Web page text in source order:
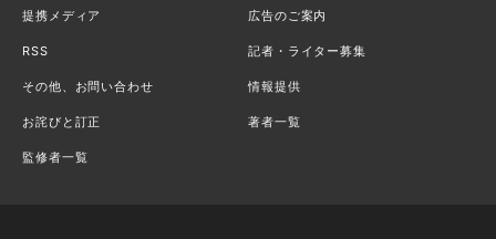
提携メディア 広告のご案内
RSS 記者・ライター募集
その他、お問い合わせ 情報提供
お詫びと訂正 著者一覧
監修者一覧